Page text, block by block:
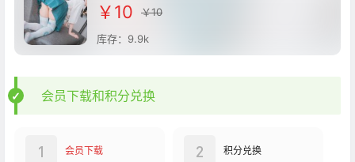
￥10 ￥10
库存：9.9k
会员下载和积分兑换
会员下载
1 积分兑换
2